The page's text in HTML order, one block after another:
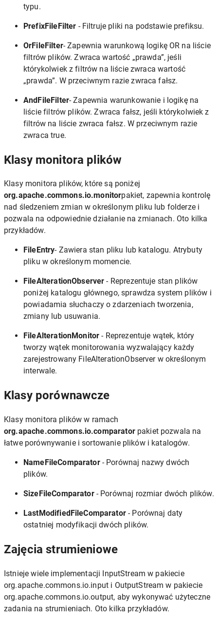
typu.
PrefixFileFilter - Filtruje pliki na podstawie prefiksu.
OrFileFilter- Zapewnia warunkową logikę OR na liście
filtrów plików. Zwraca wartość „prawda”, jeśli
którykolwiek z filtrów na liście zwraca wartość
„prawda”. W przeciwnym razie zwraca fałsz.
AndFileFilter- Zapewnia warunkowanie i logikę na
liście filtrów plików. Zwraca fałsz, jeśli którykolwiek z
filtrów na liście zwraca fałsz. W przeciwnym razie
zwraca true.
Klasy monitora plików
Klasy monitora plików, które są poniżej
org.apache.commons.io.monitorpakiet, zapewnia kontrolę
nad śledzeniem zmian w określonym pliku lub folderze i
pozwala na odpowiednie działanie na zmianach. Oto kilka
przykładów.
FileEntry- Zawiera stan pliku lub katalogu. Atrybuty
pliku w określonym momencie.
FileAlterationObserver - Reprezentuje stan plików
poniżej katalogu głównego, sprawdza system plików i
powiadamia słuchaczy o zdarzeniach tworzenia,
zmiany lub usuwania.
FileAlterationMonitor - Reprezentuje wątek, który
tworzy wątek monitorowania wyzwalający każdy
zarejestrowany FileAlterationObserver w określonym
interwale.
Klasy porównawcze
Klasy monitora plików w ramach
org.apache.commons.io.comparatorpakiet pozwala na
łatwe porównywanie i sortowanie plików i katalogów.
NameFileComparator- Porównaj nazwy dwóch
plików.
SizeFileComparator- Porównaj rozmiar dwóch plików.
LastModifiedFileComparator- Porównaj daty
ostatniej modyfikacji dwóch plików.
Zajęcia strumieniowe
Istnieje wiele implementacji InputStream w pakiecie
org.apache.commons.io.input i OutputStream w pakiecie
org.apache.commons.io.output, aby wykonywać użyteczne
zadania na strumieniach. Oto kilka przykładów.